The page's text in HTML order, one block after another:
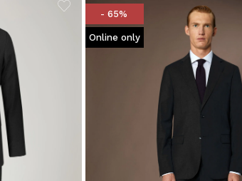
- 65%
Online only